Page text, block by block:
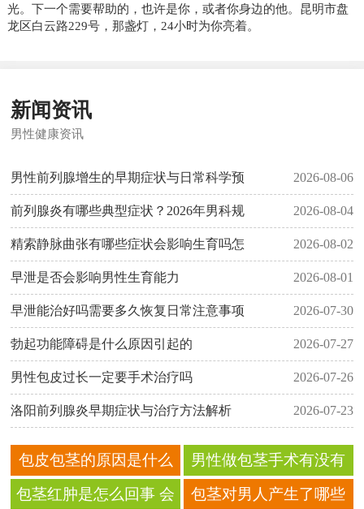
光。下一个需要帮助的，也许是你，或者你身边的他。昆明市盘
龙区白云路229号，那盏灯，24小时为你亮着。
新闻资讯
男性健康资讯
男性前列腺增生的早期症状与日常科学预 2026-08-06
前列腺炎有哪些典型症状？2026年男科规 2026-08-04
精索静脉曲张有哪些症状会影响生育吗怎 2026-08-02
早泄是否会影响男性生育能力 2026-08-01
早泄能治好吗需要多久恢复日常注意事项 2026-07-30
勃起功能障碍是什么原因引起的 2026-07-27
男性包皮过长一定要手术治疗吗 2026-07-26
洛阳前列腺炎早期症状与治疗方法解析 2026-07-23
包皮包茎的原因是什么
呢？
男性做包茎手术有没有
风险
包茎红肿是怎么回事 会
包茎对男人产生了哪些